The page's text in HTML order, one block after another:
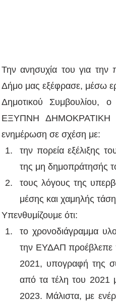
Την ανησυχία του για την
Δήμο μας εξέφρασε, μέσω
Δημοτικού
ΕΞΥΠΝΗ ΔΗΜΟΚΡΑΤΙΚΗ
ενημέρωση σε σχέση με:
την πορεία εξέλιξης
της μη δημοπράτησής
τους λόγους της
μέσης και χαμηλής
Υπενθυμίζουμε ότι:
το χρονοδιάγραμμα
την ΕΥΔΑΠ προέβλεπε
2021, υπογραφή της
από τα τέλη του 2021
2023. Μάλιστα, με